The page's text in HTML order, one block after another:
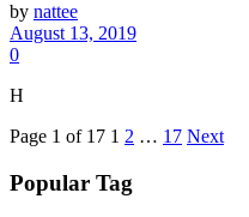
by nattee
August 13, 2019
0
H
Page 1 of 17 1 2 … 17 Next
Popular Tag